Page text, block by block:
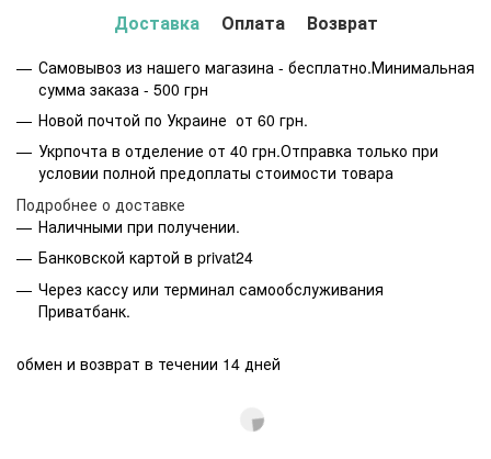
Доставка Оплата Возврат
Самовывоз из нашего магазина - бесплатно.Минимальная
сумма заказа - 500 грн
Новой почтой по Украине от 60 грн.
Укрпочта в отделение от 40 грн.Отправка только при
условии полной предоплаты стоимости товара
Подробнее о доставке
Наличными при получении.
Банковской картой в privat24
Через кассу или терминал самообслуживания
Приватбанк.
обмен и возврат в течении 14 дней